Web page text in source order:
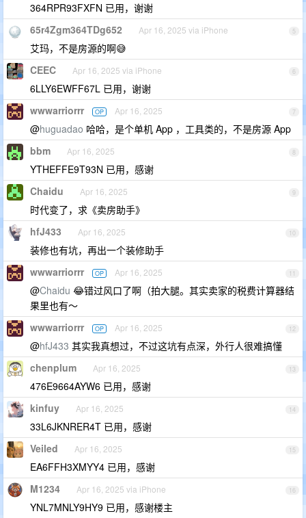
364RPR93FXFN 已用，谢谢
5
65r4Zgm364TDg652 Apr 16, 2025 via iPhone
艾玛，不是房源的啊😅
6
CEEC Apr 16, 2025 via iPhone
6LLY6EWFF67L 已用，谢谢
7
wwwarriorrr OP Apr 16, 2025
@huguadao 哈哈，是个单机 App ，工具类的，不是房源 App
8
bbm Apr 16, 2025
YTHEFFE9T93N 已用，感谢
9
Chaidu Apr 16, 2025
时代变了，求《卖房助手》
10
hfJ433 Apr 16, 2025
装修也有坑，再出一个装修助手
11
wwwarriorrr OP Apr 16, 2025
@Chaidu 😂错过风口了啊（拍大腿。其实卖家的税费计算器结
果里也有～
12
wwwarriorrr OP Apr 16, 2025
@hfJ433 其实我真想过，不过这坑有点深，外行人很难搞懂
13
chenplum Apr 16, 2025
476E9664AYW6 已用，感谢
14
kinfuy Apr 16, 2025
33L6JKNRER4T 已用，感谢
15
Veiled Apr 16, 2025
EA6FFH3XMYY4 已用，感谢
16
M1234 Apr 16, 2025 via iPhone
YNL7MNLY9HY9 已用，感谢楼主